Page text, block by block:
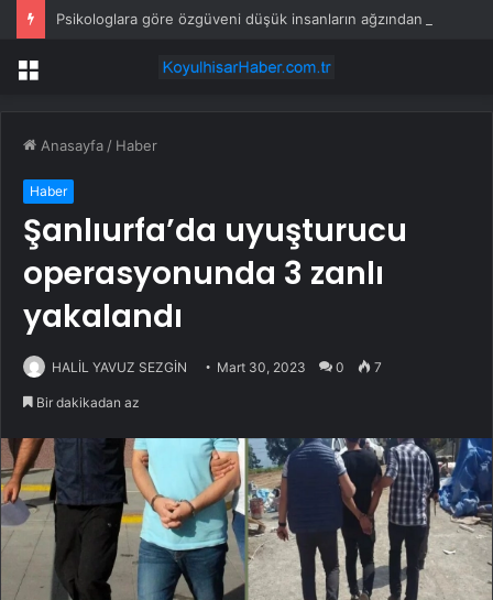
Menü
Anasayfa / Haber
Haber
Şanlıurfa’da uyuşturucu
operasyonunda 3 zanlı
yakalandı
HALİL YAVUZ SEZGİN Mart 30, 2023 0 7
Bir dakikadan az